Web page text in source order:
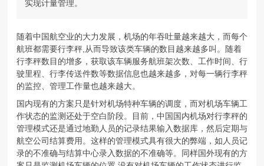
实现计量管理。
随着中国航空业的大力发展，机场的年吞吐量越来越大，而每个
航班都需要行李秤,从而导致该类车辆的数目越来越多叫。随着
行李秤数目的增多，获取该车辆服务航班架次数、工作时间、行
驶里程、行李传送件数等数据信息也越来越多，对每一辆行李秤
的监控、管理工作量也越来越大。
国内现有的方案只是针对机场特种车辆的调度，而对机场车辆工
作状态的监测还处于空白阶段。目前，中国国内机场对行李秤的
管理模式还是通过地勤人员的记录结果输入数据库，然后定期与
航空公司结算费用。这样的管理模式具有很大的弊端，如人员记
录的不准确与结算中心录入数据的不准确等。同样国外现有的方